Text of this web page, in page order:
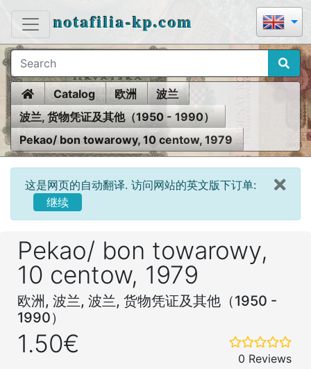
notafilia-kp.com
HomeCatalog 欧洲
波兰
波兰, 货物凭证及其他（1950 - 1990）
Pekao/ bon towarowy, 10 centow, 1979
这是网页的自动翻译. 访问网站的英文版下订单:
继续
Pekao/ bon towarowy,
10 centow, 1979
欧洲, 波兰, 波兰, 货物凭证及其他（1950 -
1990）
1.50€
0 Reviews